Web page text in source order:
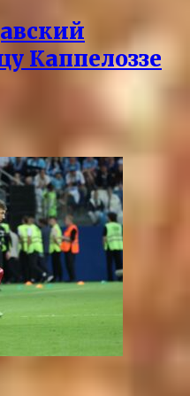
Каппелоззе